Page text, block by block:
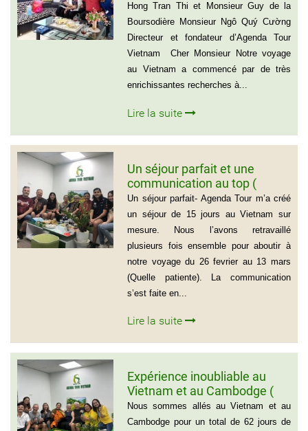
Guy de la Boursodière
Hong Tran Thi et Monsieur Guy de la
Boursodière Monsieur Ngô Quý Cường
Directeur et fondateur d’Agenda Tour
Vietnam Cher Monsieur Notre voyage
au Vietnam a commencé par de très
enrichissantes recherches à...
Lire la suite
Un séjour parfait et une
communication au top (
Groupe de la famille de Mr
PASCAL CESCON)
Un séjour parfait- Agenda Tour m’a créé
un séjour de 15 jours au Vietnam sur
mesure. Nous l’avons retravaillé
plusieurs fois ensemble pour aboutir à
notre voyage du 26 fevrier au 13 mars
(Quelle patiente). La communication
s’est faite en...
Lire la suite
Expérience inoubliable au
Vietnam et au Cambodge (
Groupe de monsieur Jean
Pierre Lapointe)
Nous sommes allés au Vietnam et au
Cambodge pour un total de 62 jours de